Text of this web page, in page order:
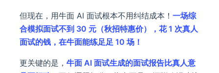
但现在，用牛面 AI 面试根本不用纠结成本！ 一场综
合模拟面试不到 30 元（秋招特惠价），花 1 次真人
面试的钱，在牛面能练足足 10 场！
更关键的是， 牛面 AI 面试生成的面试报告比真人意